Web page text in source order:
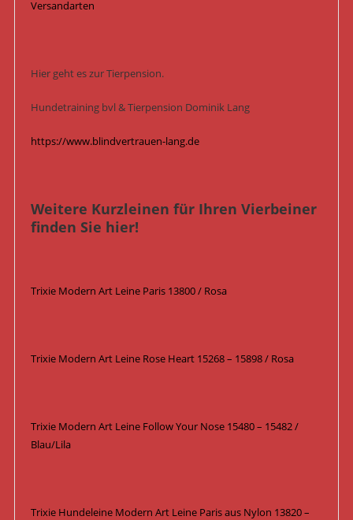
Versandarten
Hier geht es zur Tierpension.
Hundetraining bvl & Tierpension Dominik Lang
https://www.blindvertrauen-lang.de
Weitere Kurzleinen für Ihren Vierbeiner
finden Sie hier!
Trixie Modern Art Leine Paris 13800 / Rosa
Trixie Modern Art Leine Rose Heart 15268 – 15898 / Rosa
Trixie Modern Art Leine Follow Your Nose 15480 – 15482 /
Blau/Lila
Trixie Hundeleine Modern Art Leine Paris aus Nylon 13820 –